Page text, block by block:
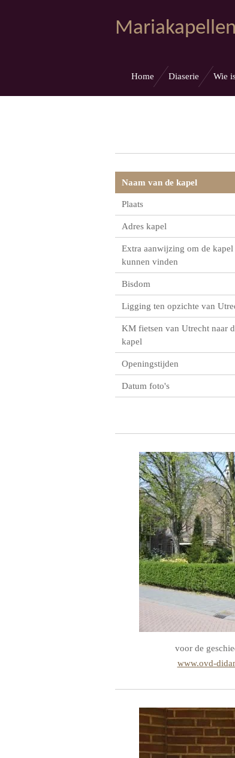
Home Diaserie Wie
Naam van de kapel
Plaats
Adres kapel
Extra aanwijzing om de kapel
kunnen vinden
Bisdom
Ligging ten opzichte van
KM fietsen van Utrecht naar
kapel
Openingstijden
Datum foto's
voor de
www.ovd-